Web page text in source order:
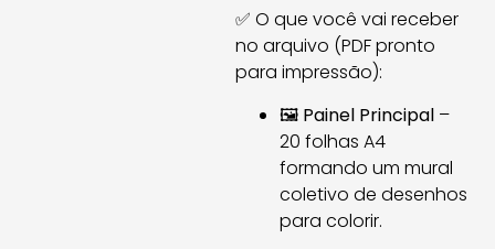
✅ O que você vai receber
no arquivo (PDF pronto
para impressão):
🖼️ Painel Principal–
20 folhas A4
formando um mural
coletivo de desenhos
para colorir.